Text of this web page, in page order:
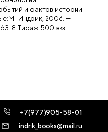
и фактов истории
Индрик, 2006. —
8 Тираж:500 экз.
+7(977)905-58-01
indrik_books@mail.ru